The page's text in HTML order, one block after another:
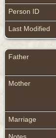
Person ID
Last Modified
Father
Mother
Marriage
Notes